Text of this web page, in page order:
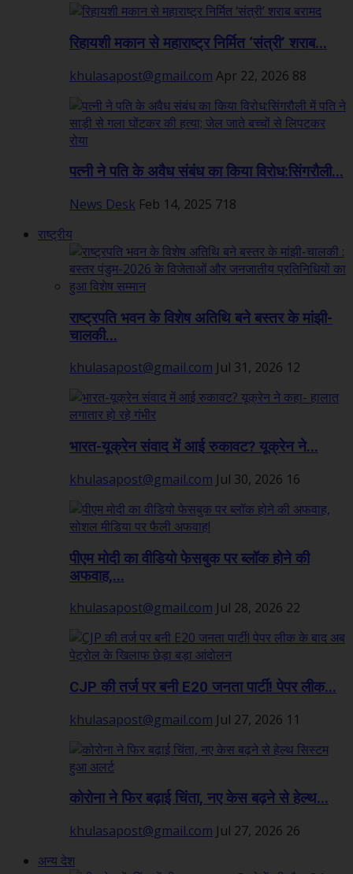
रिहायशी मकान से महाराष्ट्र निर्मित ‘संत्री’ शराब...
khulasapost@gmail.com Apr 22, 2026 88
पत्नी ने पति के अवैध संबंध का किया विरोध:सिंगरौली...
News Desk Feb 14, 2025 718
राष्ट्रीय
राष्ट्रपति भवन के विशेष अतिथि बने बस्तर के मांझी-
चालकी...
khulasapost@gmail.com Jul 31, 2026 12
भारत-यूक्रेन संवाद में आई रुकावट? यूक्रेन ने...
khulasapost@gmail.com Jul 30, 2026 16
पीएम मोदी का वीडियो फेसबुक पर ब्लॉक होने की
अफवाह,...
khulasapost@gmail.com Jul 28, 2026 22
CJP की तर्ज पर बनी E20 जनता पार्टी! पेपर लीक...
khulasapost@gmail.com Jul 27, 2026 11
कोरोना ने फिर बढ़ाई चिंता, नए केस बढ़ने से हेल्थ...
khulasapost@gmail.com Jul 27, 2026 26
अन्य देश